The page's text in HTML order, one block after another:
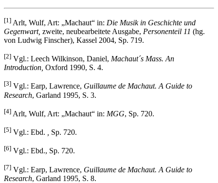
[1] Arlt, Wulf, Art: „Machaut“ in: Die Musik in Geschichte und
Gegenwart, zweite, neubearbeitete Ausgabe, Personenteil 11 (hg.
von Ludwig Finscher), Kassel 2004, Sp. 719.
[2] Vgl.: Leech Wilkinson, Daniel, Machaut´s Mass. An
Introduction, Oxford 1990, S. 4.
[3] Vgl.: Earp, Lawrence, Guillaume de Machaut. A Guide to
Research, Garland 1995, S. 3.
[4] Arlt, Wulf, Art: „Machaut“ in: MGG, Sp. 720.
[5] Vgl.: Ebd. Sp. 720.
[6] Vgl.: Ebd., Sp. 720.
[7] Vgl.: Earp, Lawrence, Guillaume de Machaut. A Guide to
Research, Garland 1995, S. 8.